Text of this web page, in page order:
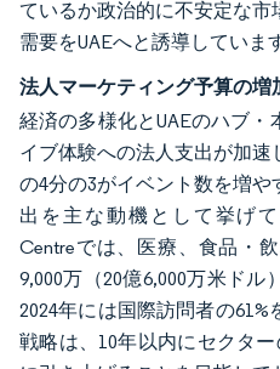
ているか政治的に不安定な市
需要をUAEへと誘導していま
法人マーケティング予算の増
経済の多様化とUAEのハブ
イブ体験への法人支出が加
の4分の3がイベント数を増
出を主な動機として挙げて
Centreでは、医療、食品・
9,000万（20億6,000万米ドル
2024年には国際訪問者の
戦略は、10年以内にセクター